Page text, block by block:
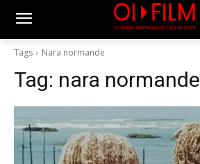
Tags Nara normande
Tag: nara normande